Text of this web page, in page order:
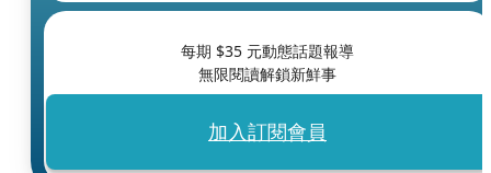
每期 $35 元動態話題報導
無限閱讀解鎖新鮮事
加入訂閱會員